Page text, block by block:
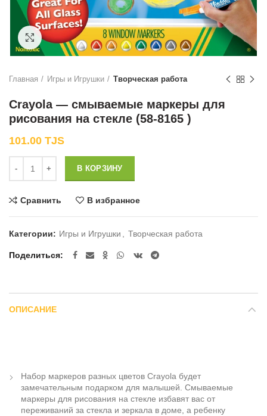
Нажмите, чтобы увеличить
Главная Игры и Игрушки Творческая работа
Crayola — смываемые маркеры для
рисования на стекле (58-8165 )
101.00 TJS
В КОРЗИНУ
Сравнить В избранное
Категории: Игры и Игрушки , Творческая работа
Поделиться
ОПИСАНИЕ
Набор маркеров разных цветов Crayola будет
замечательным подарком для малышей. Смываемые
маркеры для рисования на стекле избавят вас от
переживаний за стекла и зеркала в доме, а ребенку